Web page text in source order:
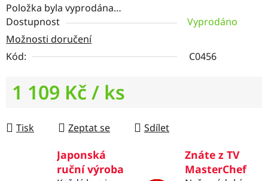
Položka byla vyprodána…
Dostupnost
Vyprodáno
Možnosti doručení
Kód:
C0456
1 109 Kč/ ks
Tisk
Zeptat se Sdílet
Japonská
ruční výroba
Znáte z TV
MasterChef